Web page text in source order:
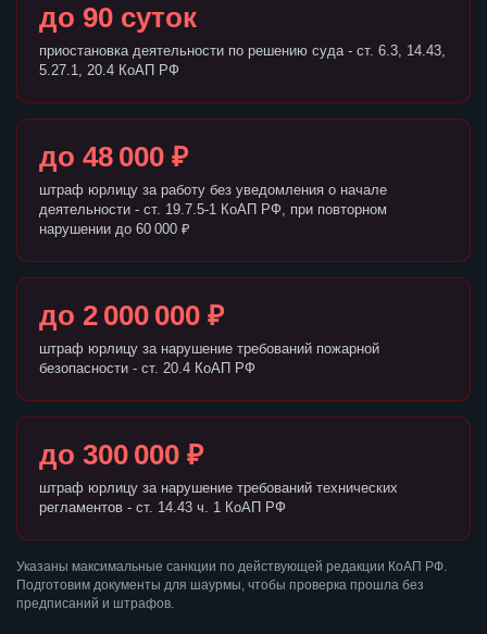
до 90 суток
приостановка деятельности по решению суда - ст. 6.3, 14.43,
5.27.1, 20.4 КоАП РФ
до 48 000 ₽
штраф юрлицу за работу без уведомления о начале
деятельности - ст. 19.7.5-1 КоАП РФ, при повторном
нарушении до 60 000 ₽
до 2 000 000 ₽
штраф юрлицу за нарушение требований пожарной
безопасности - ст. 20.4 КоАП РФ
до 300 000 ₽
штраф юрлицу за нарушение требований технических
регламентов - ст. 14.43 ч. 1 КоАП РФ
Указаны максимальные санкции по действующей редакции КоАП РФ.
Подготовим документы для шаурмы, чтобы проверка прошла без
предписаний и штрафов.